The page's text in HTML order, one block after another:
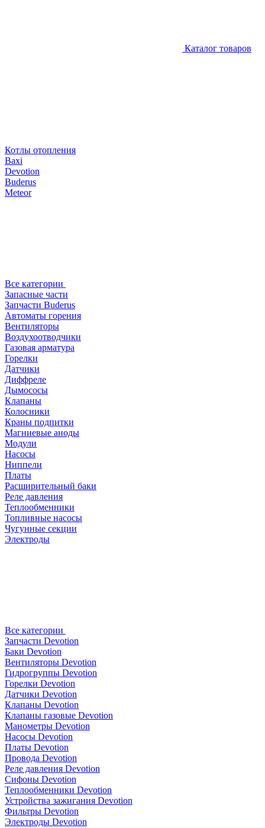
Каталог товаров
Котлы отопления
Baxi
Devotion
Buderus
Meteor
Все категории
Запасные части
Запчасти Buderus
Автоматы горения
Вентиляторы
Воздухоотводчики
Газовая арматура
Горелки
Датчики
Диффреле
Дымососы
Клапаны
Колосники
Краны подпитки
Магниевые аноды
Модули
Насосы
Ниппели
Платы
Расширительный баки
Реле давления
Теплообменники
Топливные насосы
Чугунные секции
Электроды
Все категории
Запчасти Devotion
Баки Devotion
Вентиляторы Devotion
Гидрогруппы Devotion
Горелки Devotion
Датчики Devotion
Клапаны Devotion
Клапаны газовые Devotion
Манометры Devotion
Насосы Devotion
Платы Devotion
Провода Devotion
Реле давления Devotion
Сифоны Devotion
Теплообменники Devotion
Устройства зажигания Devotion
Фильтры Devotion
Электроды Devotion